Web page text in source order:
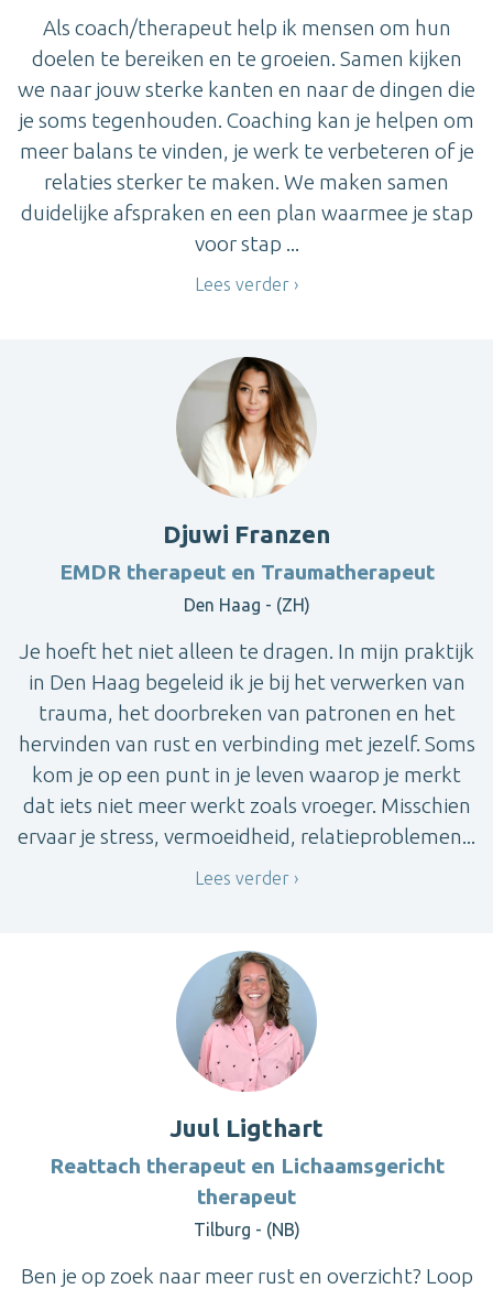
Als coach/therapeut help ik mensen om hun
doelen te bereiken en te groeien. Samen kijken
we naar jouw sterke kanten en naar de dingen die
je soms tegenhouden. Coaching kan je helpen om
meer balans te vinden, je werk te verbeteren of je
relaties sterker te maken. We maken samen
duidelijke afspraken en een plan waarmee je stap
voor stap ...
Lees verder
Djuwi Franzen
EMDR therapeut en Traumatherapeut
Den Haag - (ZH)
Je hoeft het niet alleen te dragen. In mijn praktijk
in Den Haag begeleid ik je bij het verwerken van
trauma, het doorbreken van patronen en het
hervinden van rust en verbinding met jezelf. Soms
kom je op een punt in je leven waarop je merkt
dat iets niet meer werkt zoals vroeger. Misschien
ervaar je stress, vermoeidheid, relatieproblemen...
Lees verder
Juul Ligthart
Reattach therapeut en Lichaamsgericht
therapeut
Tilburg - (NB)
Ben je op zoek naar meer rust en overzicht? Loop